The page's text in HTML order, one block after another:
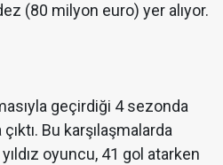
(80 milyon euro) yer alıyor.
geçirdiği 4 sezonda
Bu karşılaşmalarda
oyuncu, 41 gol atarken